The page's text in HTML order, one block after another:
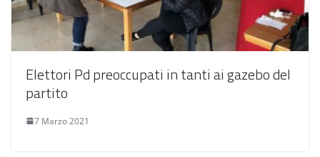
Elettori Pd preoccupati in tanti ai gazebo del
partito
7 Marzo 2021